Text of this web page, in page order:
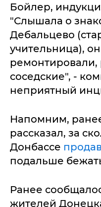
Бойлер,
"Слышала о
Дебальцево
учительница),
ремонтировали,
соседские", -
неприятный
Напомним,
рассказал, за
Донбассе
подальше
Ранее
жителей